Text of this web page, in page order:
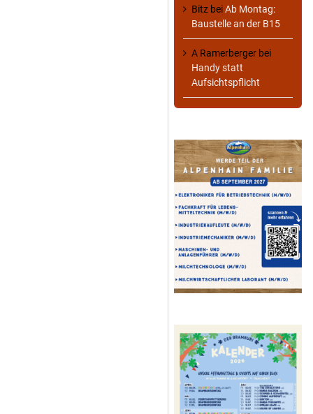
Bitz beiAb Montag:
Baustelle an der B15
A Ramerberger bei
Handy statt
Aufsichtspflicht